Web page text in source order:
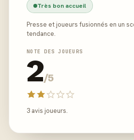
Très bon accueil
Presse et joueurs fusionnés en un
tendance.
NOTE DES JOUEURS
2/5
3 avis joueurs.